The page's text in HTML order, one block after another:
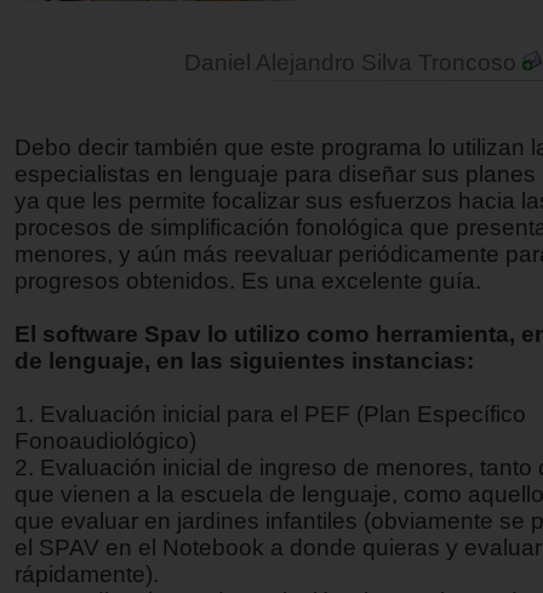
Daniel Alejandro Silva Troncoso
Debo decir también que este programa lo utilizan
especialistas en lenguaje para diseñar sus
ya que les permite focalizar sus esfuerzos hacia
procesos de simplificación fonológica que
menores, y aún más reevaluar periódicamente
progresos obtenidos. Es una excelente guía.
El software Spav lo utilizo como herramienta,
de lenguaje, en las siguientes instancias:
1. Evaluación inicial para el PEF (Plan Específico
Fonoaudiológico)
2. Evaluación inicial de ingreso de menores, tanto
que vienen a la escuela de lenguaje, como
que evaluar en jardines infantiles (obviamente se
el SPAV en el Notebook a donde quieras y
rápidamente).